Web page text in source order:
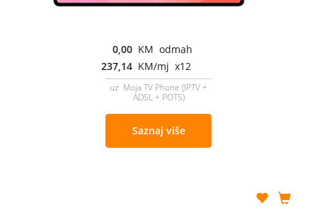
0,00 KM odmah
237,14 KM/mj x12
uz Moja TV Phone (IPTV +
ADSL + POTS)
Saznaj više